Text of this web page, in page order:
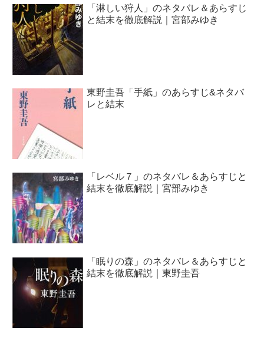
「淋しい狩人」のネタバレ＆あらすじ
と結末を徹底解説｜宮部みゆき
東野圭吾「手紙」のあらすじ&ネタバ
レと結末
「レベル７」のネタバレ＆あらすじと
結末を徹底解説｜宮部みゆき
「眠りの森」のネタバレ＆あらすじと
結末を徹底解説｜東野圭吾